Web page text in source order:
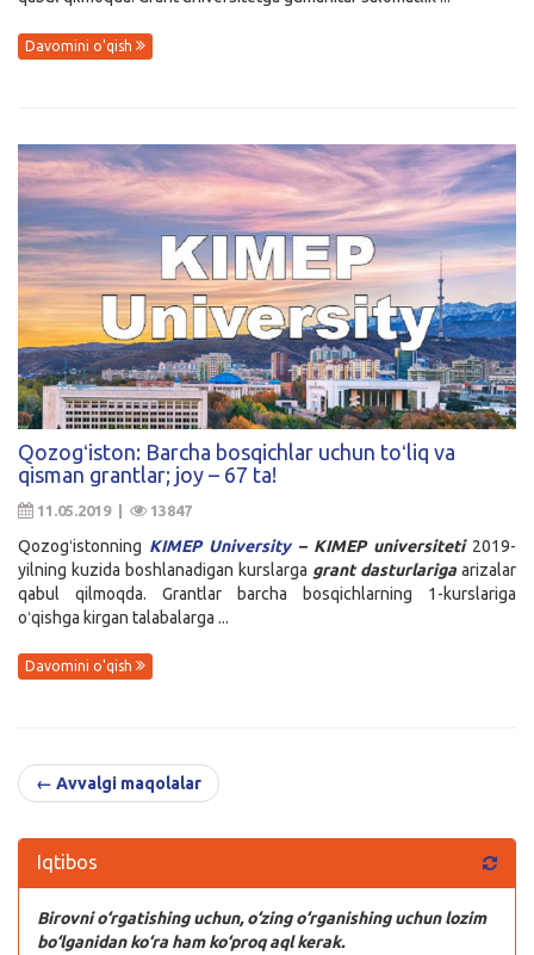
Davomini o'qish
Qozogʻiston: Barcha bosqichlar uchun toʻliq va
qisman grantlar; joy – 67 ta!
11.05.2019 | 13847
Qozogʻistonning KIMEP University– KIMEP universiteti2019-
yilning kuzida boshlanadigan kurslarga grant dasturlariga arizalar
qabul qilmoqda. Grantlar barcha bosqichlarning 1-kurslariga
oʻqishga kirgan talabalarga ...
Davomini o'qish
← Avvalgi maqolalar
Iqtibos
Birovni o‘rgatishing uchun, o‘zing o‘rganishing uchun lozim
bo‘lganidan ko‘ra ham ko‘proq aql kerak.